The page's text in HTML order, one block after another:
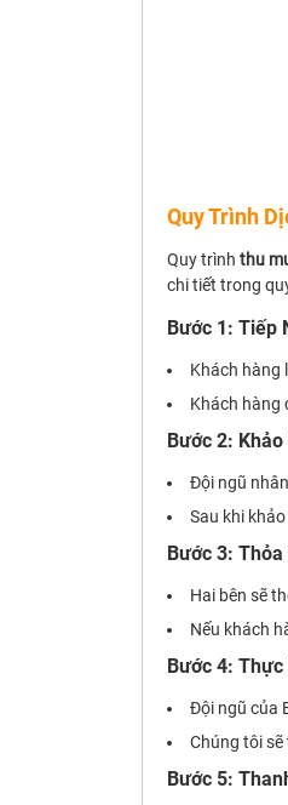
Quy Trình
Quy trình thu
chi tiết trong
Bước 1: Tiếp
Khách hàng
Khách hàng
Bước 2:
Đội ngũ
Sau khi
Bước 3:
Hai bên sẽ
Nếu khách
Bước 4:
Đội ngũ của
Chúng tôi
Bước 5: